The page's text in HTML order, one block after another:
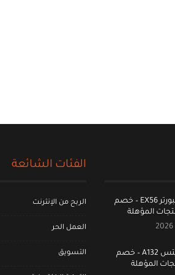
كود خصم سبورتر EX56 – خصم
كود خصم وايتس A132 – خصم
الفئات الشائعة
الربح من الإنترنت
العمل الحر
التسويق